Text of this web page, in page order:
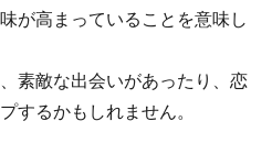
が高まっていることを意味し
素敵な出会いがあったり、恋
するかもしれません。